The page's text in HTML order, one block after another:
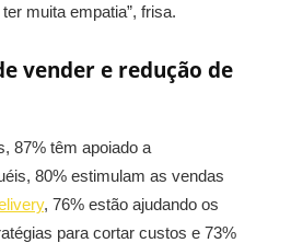
muita empatia”, frisa.
vender e redução de
87% têm apoiado a
80% estimulam as vendas
, 76% estão ajudando os
para cortar custos e 73%